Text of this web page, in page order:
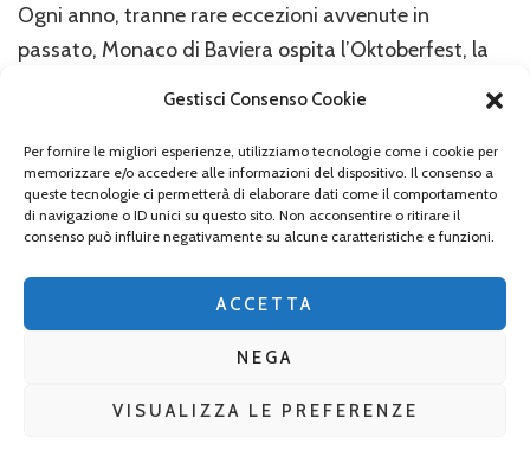
Gestisci Consenso Cookie
Per fornire le migliori esperienze, utilizziamo tecnologie come i cookie per
memorizzare e/o accedere alle informazioni del dispositivo. Il consenso a
queste tecnologie ci permetterà di elaborare dati come il comportamento
di navigazione o ID unici su questo sito. Non acconsentire o ritirare il
consenso può influire negativamente su alcune caratteristiche e funzioni.
ACCETTA
NEGA
VISUALIZZA LE PREFERENZE
benvenuti
all’Oktoberfest
Ogni anno, tranne rare eccezioni avvenute in
passato, Monaco di Baviera ospita l’Oktoberfest, la
bavarese vanta secoli di storia e ci riporta indietro nel
tempo, all’ottobre del 1810, quando per celebrare le
nozze dell’allora principe ereditario (il futuro secondo